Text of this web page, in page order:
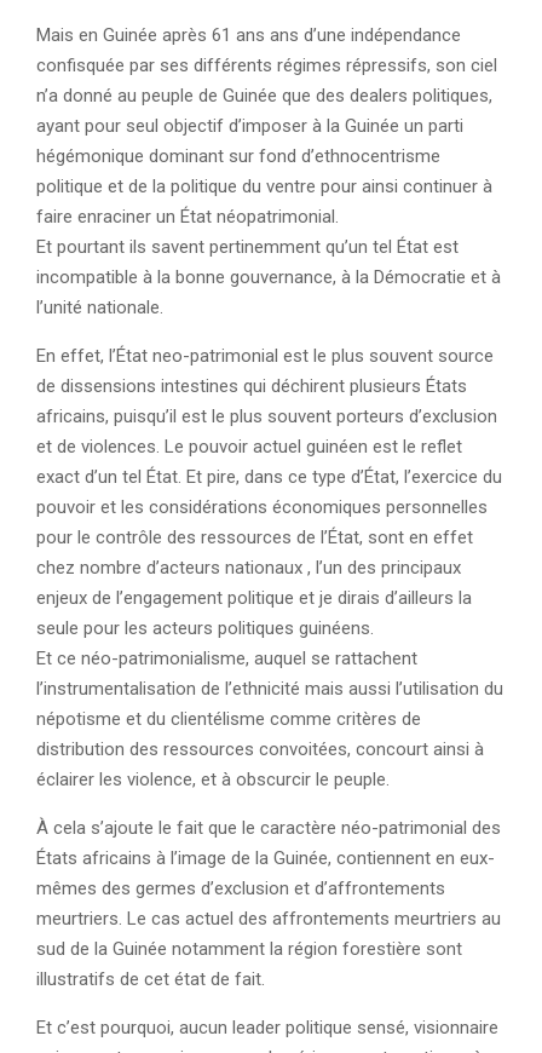
Mais en Guinée après 61 ans ans d’une indépendance
confisquée par ses différents régimes répressifs, son ciel
n’a donné au peuple de Guinée que des dealers politiques,
ayant pour seul objectif d’imposer à la Guinée un parti
hégémonique dominant sur fond d’ethnocentrisme
politique et de la politique du ventre pour ainsi continuer à
faire enraciner un État néopatrimonial.
Et pourtant ils savent pertinemment qu’un tel État est
incompatible à la bonne gouvernance, à la Démocratie et à
l’unité nationale.
En effet, l’État neo-patrimonial est le plus souvent source
de dissensions intestines qui déchirent plusieurs États
africains, puisqu’il est le plus souvent porteurs d’exclusion
et de violences. Le pouvoir actuel guinéen est le reflet
exact d’un tel État. Et pire, dans ce type d’État, l’exercice du
pouvoir et les considérations économiques personnelles
pour le contrôle des ressources de l’État, sont en effet
chez nombre d’acteurs nationaux , l’un des principaux
enjeux de l’engagement politique et je dirais d’ailleurs la
seule pour les acteurs politiques guinéens.
Et ce néo-patrimonialisme, auquel se rattachent
l’instrumentalisation de l’ethnicité mais aussi l’utilisation du
népotisme et du clientélisme comme critères de
distribution des ressources convoitées, concourt ainsi à
éclairer les violence, et à obscurcir le peuple.
À cela s’ajoute le fait que le caractère néo-patrimonial des
États africains à l’image de la Guinée, contiennent en eux-
mêmes des germes d’exclusion et d’affrontements
meurtriers. Le cas actuel des affrontements meurtriers au
sud de la Guinée notamment la région forestière sont
illustratifs de cet état de fait.
Et c’est pourquoi, aucun leader politique sensé, visionnaire